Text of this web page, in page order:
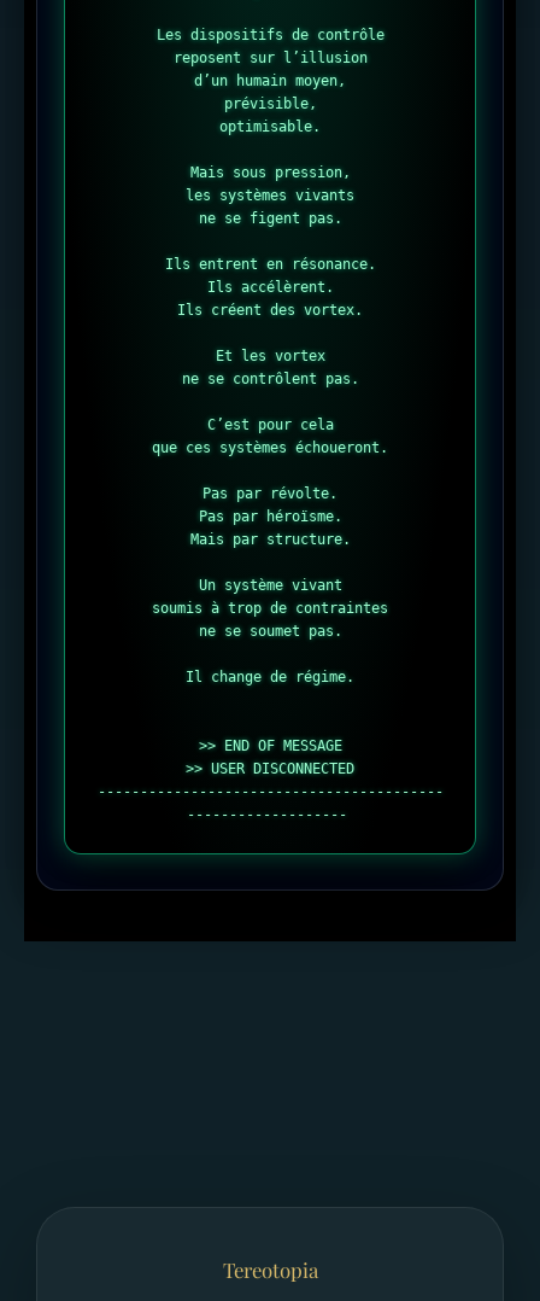
Les dispositifs de contrôle
reposent sur l’illusion
d’un humain moyen,
prévisible,
optimisable.
Mais sous pression,
les systèmes vivants
ne se figent pas.
Ils entrent en résonance.
Ils accélèrent.
Ils créent des vortex.
Et les vortex
ne se contrôlent pas.
C’est pour cela
que ces systèmes échoueront.
Pas par révolte.
Pas par héroïsme.
Mais par structure.
Un système vivant
soumis à trop de contraintes
ne se soumet pas.
Il change de régime.
>> END OF MESSAGE
>> USER DISCONNECTED
-----------------------------------------
-------------------
Tereotopia